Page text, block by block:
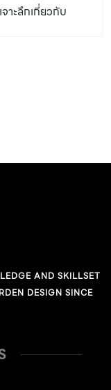
าะลึกเกี่ยวกับ
AND SKILLSET
DESIGN SINCE